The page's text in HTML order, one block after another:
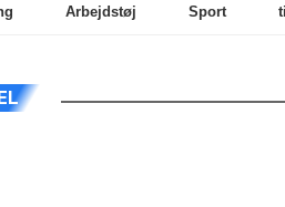
Arbejdstøj Sport